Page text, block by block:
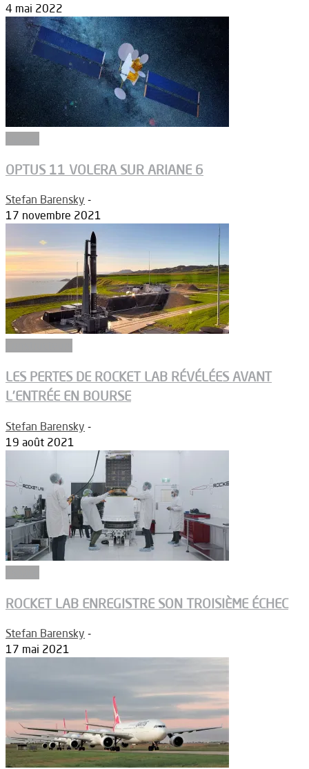
4 mai 2022
OPTUS 11 VOLERA SUR ARIANE 6
Stefan Barensky -
17 novembre 2021
LES PERTES DE ROCKET LAB RÉVÉLÉES AVANT
L’ENTRÉE EN BOURSE
Stefan Barensky -
19 août 2021
ROCKET LAB ENREGISTRE SON TROISIÈME ÉCHEC
Stefan Barensky -
17 mai 2021